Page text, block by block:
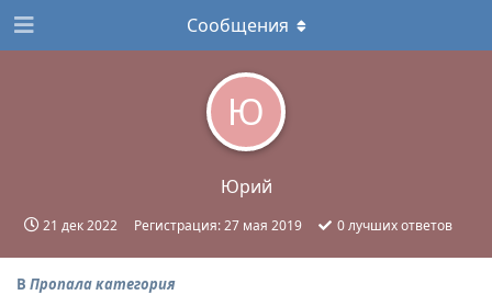
Ю
Юрий
21 дек 2022 Регистрация:27 мая 2019 0лучших ответов
Сообщения
В Пропала категория